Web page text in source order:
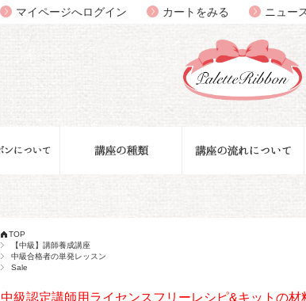
マイページへログイン カートをみる ニュー
TOP
【中級】講師養成講座
中級合格者の単発レッスン
Sale
中級認定講師用ライセンスフリーレシピ&キットの材